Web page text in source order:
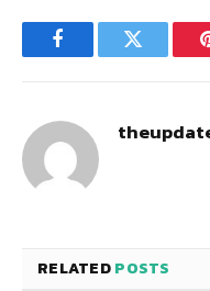
FacebookTwitter
RELATEDPOSTS